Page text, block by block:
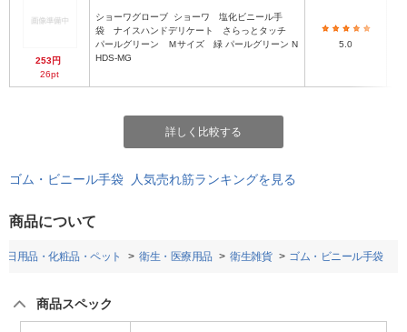
253円
26pt
ショーワグローブ
袋 ナイスハンドデリケート さらっとタッチ
パールグリーン Ｍサイズ 緑 パールグリーン N
HDS-MG
5.0
詳しく比較する
ゴム・ビニール手袋 人気売れ筋ランキングを見る
商品について
日用品・化粧品・ペット 衛生・医療用品 衛生雑貨 ゴム・ビニール手袋
商品スペック